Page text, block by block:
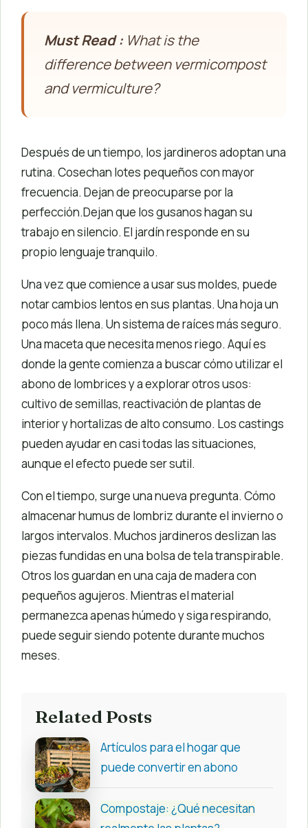
Must Read :What is the
difference between vermicompost
and vermiculture?
Después de un tiempo, los jardineros adoptan una
rutina. Cosechan lotes pequeños con mayor
frecuencia. Dejan de preocuparse por la
perfección.Dejan que los gusanos hagan su
trabajo en silencio. El jardín responde en su
propio lenguaje tranquilo.
Una vez que comience a usar sus moldes, puede
notar cambios lentos en sus plantas. Una hoja un
poco más llena. Un sistema de raíces más seguro.
Una maceta que necesita menos riego. Aquí es
donde la gente comienza a buscar cómo utilizar el
abono de lombrices y a explorar otros usos:
cultivo de semillas, reactivación de plantas de
interior y hortalizas de alto consumo. Los castings
pueden ayudar en casi todas las situaciones,
aunque el efecto puede ser sutil.
Con el tiempo, surge una nueva pregunta. Cómo
almacenar humus de lombriz durante el invierno o
largos intervalos. Muchos jardineros deslizan las
piezas fundidas en una bolsa de tela transpirable.
Otros los guardan en una caja de madera con
pequeños agujeros. Mientras el material
permanezca apenas húmedo y siga respirando,
puede seguir siendo potente durante muchos
meses.
Related Posts
Artículos para el hogar que
puede convertir en abono
Compostaje: ¿Qué necesitan